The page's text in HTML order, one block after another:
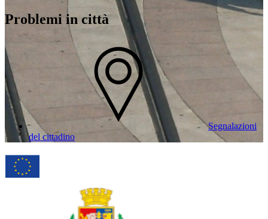
Problemi in città
Segnalazioni
del cittadino